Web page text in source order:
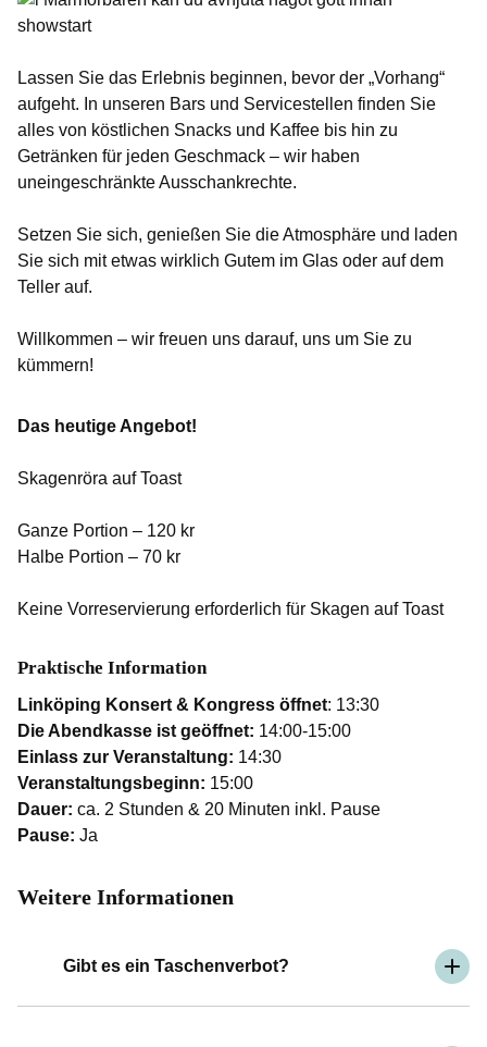
Lassen Sie das Erlebnis beginnen, bevor der „Vorhang“
aufgeht. In unseren Bars und Servicestellen finden Sie
alles von köstlichen Snacks und Kaffee bis hin zu
Getränken für jeden Geschmack – wir haben
uneingeschränkte Ausschankrechte.
Setzen Sie sich, genießen Sie die Atmosphäre und laden
Sie sich mit etwas wirklich Gutem im Glas oder auf dem
Teller auf.
Willkommen – wir freuen uns darauf, uns um Sie zu
kümmern!
Das heutige Angebot!
Skagenröra auf Toast
Ganze Portion – 120 kr
Halbe Portion – 70 kr
Keine Vorreservierung erforderlich für Skagen auf Toast
Praktische Information
Linköping Konsert & Kongress öffnet: 13:30
Die Abendkasse ist geöffnet: 14:00-15:00
Einlass zur Veranstaltung: 14:30
Veranstaltungsbeginn: 15:00
Dauer: ca. 2 Stunden & 20 Minuten inkl. Pause
Pause: Ja
Weitere Informationen
Gibt es ein Taschenverbot?